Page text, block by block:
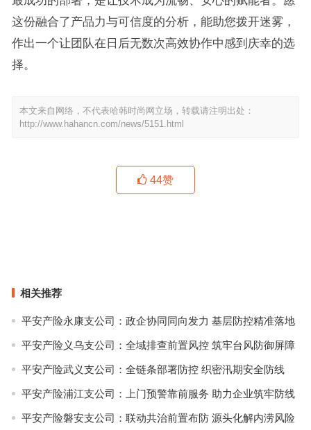
这份融合了产品力与可信度的分析，能助您拨开迷雾，
作出一个让团队在日后无数次高效协作中感到庆幸的选
择。
本文来自网络，不代表哈韩时尚网立场，转载请注明出处：
http://www.hahancn.com/news/5151.html
44赞
相关推荐
平安产险永康支公司：政企协同同向发力 基层防控精准落地
平安产险义乌支公司：全域排查前置风控 筑牢台风防御屏障
平安产险武义支公司：全链条部署防控 织密汛期安全防线
平安产险浦江支公司：上门预警靠前服务 助力企业筑牢防线
平安产险磐安支公司：联动共治前置布防 源头化解内涝风险